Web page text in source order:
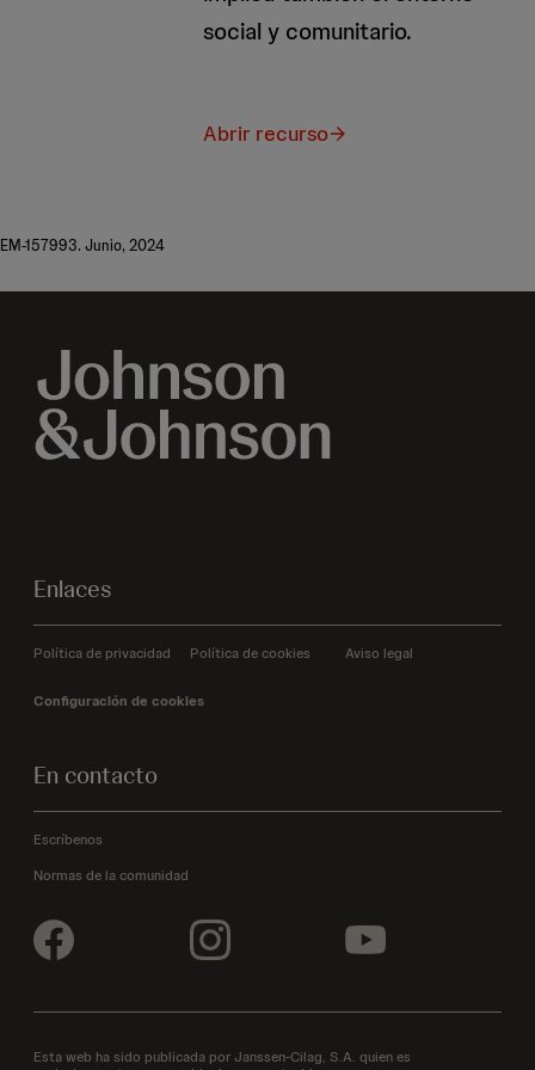
social y comunitario.
Abrir recurso
EM-157993. Junio, 2024
Enlaces
Política de privacidad Política de cookies Aviso legal
Configuración de cookies
En contacto
Escríbenos
Normas de la comunidad
Esta web ha sido publicada por Janssen-Cilag, S.A. quien es